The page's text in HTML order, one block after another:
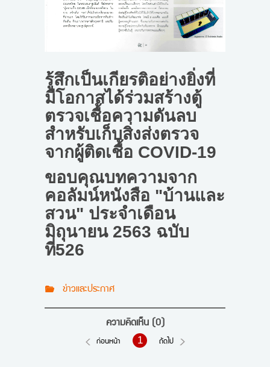
รู้สึกเป็นเกียรติอย่างยิ่งที่
มีโอกาสได้ร่วมสร้างตู้
ตรวจเชื้อความดันลบ
สำหรับเก็บสิ่งส่งตรวจ
จากผู้ติดเชื้อ COVID-19
ขอบคุณบทความจาก
คอลัมน์หนังสือ "บ้านและ
สวน" ประจำเดือน
มิถุนายน 2563 ฉบับ
ที่526
ข่าวและประกาศ
ความคิดเห็น (0)
ก่อนหน้า 1 ถัดไป